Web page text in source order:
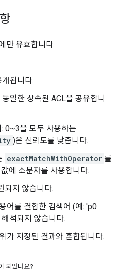
만 유효합니다.
됩니다.
일한 상속된 ACL을 공유합니
0~3을 모두 사용하는
)은 신뢰도를 낮춥니다.
exactMatchWithOperator 를
에 소문자를 사용합니다.
되지 않습니다.
어를 결합한 검색어 (예: 'p0
석되지 않습니다.
가 지정된 결과와 혼합됩니다.
되었나요?